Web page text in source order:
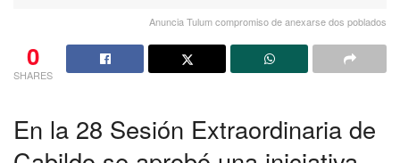
Anuncia Tulum compromiso de anexarse dos poblados
0
SHARES
En la 28 Sesión Extraordinaria de